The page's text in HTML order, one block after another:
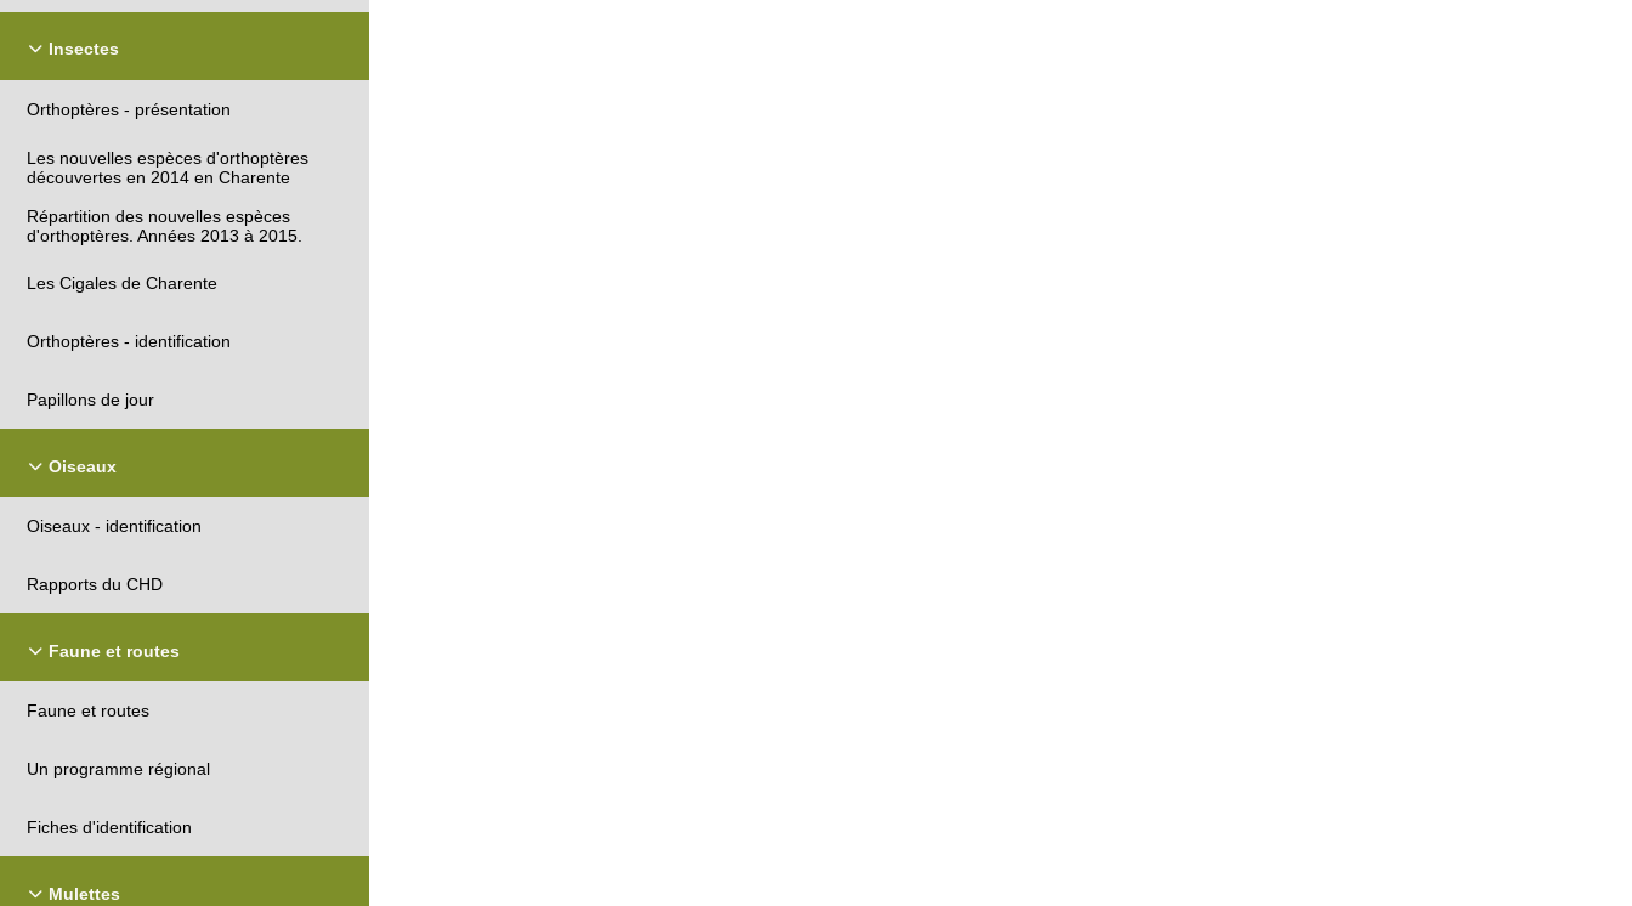
Insectes
Orthoptères - présentation
Les nouvelles espèces d'orthoptères
découvertes en 2014 en Charente
Répartition des nouvelles espèces
d'orthoptères. Années 2013 à 2015.
Les Cigales de Charente
Orthoptères - identification
Papillons de jour
Oiseaux
Oiseaux - identification
Rapports du CHD
Faune et routes
Faune et routes
Un programme régional
Fiches d'identification
Mulettes